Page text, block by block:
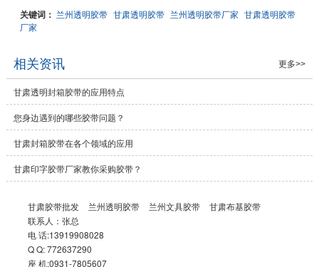
关键词： 兰州透明胶带 甘肃透明胶带 兰州透明胶带厂家 甘肃透明胶带
厂家
相关资讯 更多>>
甘肃透明封箱胶带的应用特点
您身边遇到的哪些胶带问题？
甘肃封箱胶带在各个领域的应用
甘肃印字胶带厂家教你采购胶带？
甘肃胶带批发 兰州透明胶带 兰州文具胶带
甘肃布基胶带
联系人：张总
电 话:13919908028
Q Q: 772637290
座 机:0931-7805607